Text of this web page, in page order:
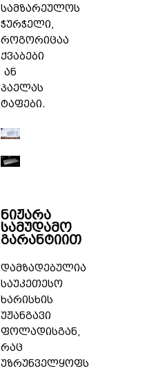
სამზარეულოს
ჭურჭელი,
როგორიცაა
ქვაბები
ან
პაელას
ტაფები.
ნიჟარა
სამუდამო
გარანტიით
დამზადებულია
საუკეთესო
ხარისხის
უჟანგავი
ფოლადისგან,
რაც
უზრუნველყოფს